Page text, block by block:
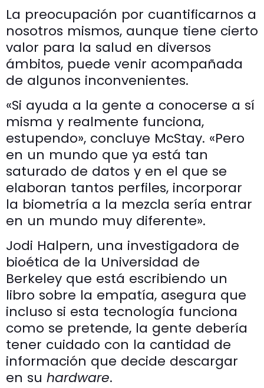
La preocupación por cuantificarnos a
nosotros mismos, aunque tiene cierto
valor para la salud en diversos
ámbitos, puede venir acompañada
de algunos inconvenientes.
«Si ayuda a la gente a conocerse a sí
misma y realmente funciona,
estupendo», concluye McStay. «Pero
en un mundo que ya está tan
saturado de datos y en el que se
elaboran tantos perfiles, incorporar
la biometría a la mezcla sería entrar
en un mundo muy diferente».
Jodi Halpern, una investigadora de
bioética de la Universidad de
Berkeley que está escribiendo un
libro sobre la empatía, asegura que
incluso si esta tecnología funciona
como se pretende, la gente debería
tener cuidado con la cantidad de
información que decide descargar
en su hardware.